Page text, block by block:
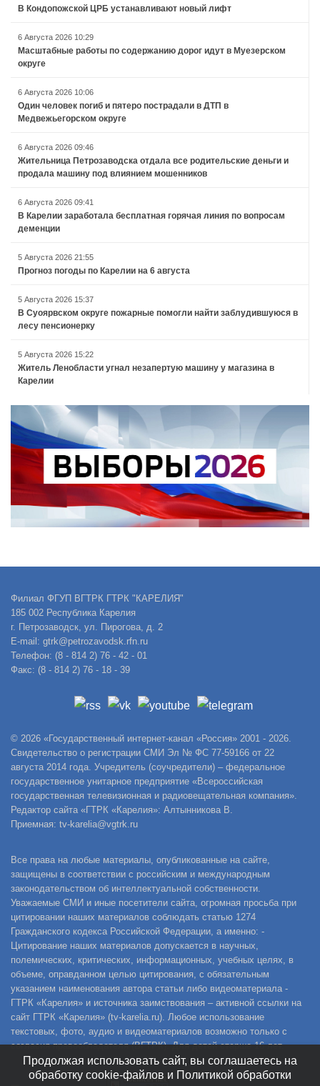
В Кондопожской ЦРБ устанавливают новый лифт
6 Августа 2026 10:29
Масштабные работы по содержанию дорог идут в Муезерском
округе
6 Августа 2026 10:06
Один человек погиб и пятеро пострадали в ДТП в
Медвежьегорском округе
6 Августа 2026 09:46
Жительница Петрозаводска отдала все родительские деньги и
продала машину под влиянием мошенников
6 Августа 2026 09:41
В Карелии заработала бесплатная горячая линия по вопросам
деменции
5 Августа 2026 21:55
Прогноз погоды по Карелии на 6 августа
5 Августа 2026 15:37
В Суоярвском округе пожарные помогли найти заблудившуюся в
лесу пенсионерку
5 Августа 2026 15:22
Житель Ленобласти угнал незапертую машину у магазина в
Карелии
Филиал ФГУП ВГТРК ГТРК "КАРЕЛИЯ"
185 002 Республика Карелия
г. Петрозаводск, ул. Пирогова, д. 2
E-mail: gtrk@petrozavodsk.rfn.ru
Телефон: (8 - 814 2) 76 - 42 - 01
Факс: (8 - 814 2) 76 - 18 - 39
© 2026 «Государственный интернет-канал «Россия» 2001 - 2026.
Свидетельство о регистрации СМИ Эл № ФС 77-59166 от 22
августа 2014 года. Учредитель (соучредители) – федеральное
государственное унитарное предприятие «Всероссийская
государственная телевизионная и радиовещательная компания».
Редактор сайта «ГТРК «Карелия»: Алтынникова В.
Приемная: tv-karelia@vgtrk.ru
Все права на любые материалы, опубликованные на сайте,
защищены в соответствии с российским и международным
законодательством об интеллектуальной собственности.
Уважаемые СМИ и иные посетители сайта, огромная просьба при
цитировании наших материалов соблюдать статью 1274
Гражданского кодекса Российской Федерации, а именно: -
Цитирование наших материалов допускается в научных,
полемических, критических, информационных, учебных целях, в
объеме, оправданном целью цитирования, с обязательным
указанием наименования автора статьи либо видеоматериала -
ГТРК «Карелия» и источника заимствования – активной ссылки на
сайт ГТРК «Карелия» (tv-karelia.ru). Любое использование
текстовых, фото, аудио и видеоматериалов возможно только с
согласия правообладателя (ВГТРК). Для детей старше 16 лет.
Продолжая использовать сайт, вы соглашаетесь на
обработку cookie-файлов и Политикой обработки